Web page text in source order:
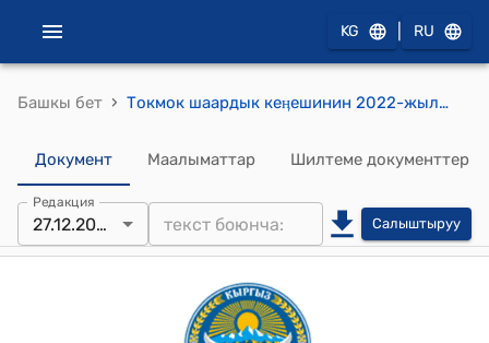
KG RU
Башкы бет › Токмок шаардык кеӊешинин 2022-жылдын 27-декабрындагы № 101/20-5 "Токмок шаарынын аймагындагы автоунаа каражаттарына акы төлөнүүчү токтотмо жайлардын жаңы тарифтерин бекитүү жөнүндө" токтому
Документ Маалыматтар Шилтеме документтер
Редакция
27.12.2022 Салыштыруу